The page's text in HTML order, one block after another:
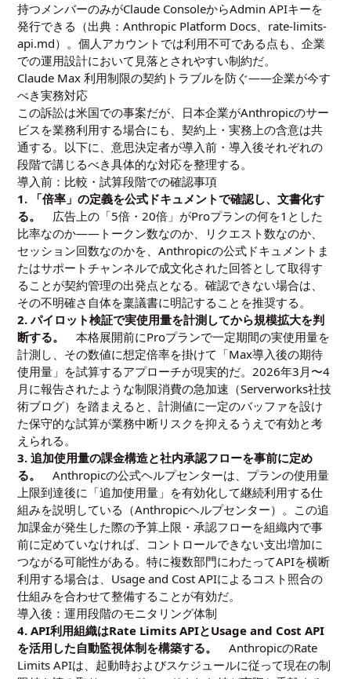
持つメンバーのみがClaude ConsoleからAdmin APIキーを
発行できる（出典：Anthropic Platform Docs、rate-limits-
api.md）。個人アカウントでは利用不可である点も、企業
での運用設計において見落とされやすい制約だ。
Claude Max 利用制限の契約トラブルを防ぐ——企業が今す
べき実務対応
この訴訟は米国での事案だが、日本企業がAnthropicのサー
ビスを業務利用する場合にも、契約上・実務上の含意は共
通する。以下に、意思決定者が導入前・導入後それぞれの
段階で講じるべき具体的な対応を整理する。
導入前：比較・試算段階での確認事項
1. 「倍率」の定義を公式ドキュメントで確認し、文書化す
る。
広告上の「5倍・20倍」がProプランの何を1とした
比率なのか——トークン数なのか、リクエスト数なのか、
セッション回数なのかを、Anthropicの公式ドキュメントま
たはサポートチャンネルで成文化された回答として取得す
ることが契約管理の出発点となる。確認できない場合は、
その不明確さ自体を稟議書に明記することを推奨する。
2. パイロット検証で実使用量を計測してから規模拡大を判
断する。
本格展開前にProプランで一定期間の実使用量を
計測し、その数値に想定倍率を掛けて「Max導入後の期待
使用量」を試算するアプローチが現実的だ。2026年3月〜4
月に報告されたような制限消費の急加速（Serverworks社技
術ブログ）を踏まえると、計測値に一定のバッファを設け
た保守的な試算が業務中断リスクを抑えるうえで有効と考
えられる。
3. 追加使用量の課金構造と社内承認フローを事前に定め
る。
Anthropicの公式ヘルプセンターは、プランの使用量
上限到達後に「追加使用量」を有効化して継続利用する仕
組みを説明している（Anthropicヘルプセンター）。この追
加課金が発生した際の予算上限・承認フローを組織内で事
前に定めていなければ、コントロールできない支出増加に
つながる可能性がある。特に複数部門にわたってAPIを横断
利用する場合は、Usage and Cost APIによるコスト照合の
仕組みを合わせて整備することが有効だ。
導入後：運用段階のモニタリング体制
4. API利用組織はRate Limits APIとUsage and Cost API
を活用した自動監視体制を構築する。
AnthropicのRate
Limits APIは、起動時およびスケジュールに従って現在の制